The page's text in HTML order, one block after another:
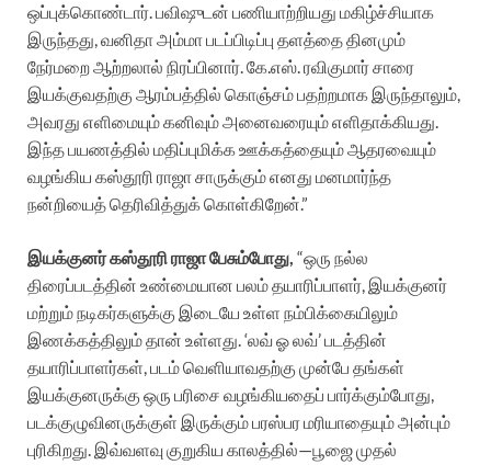
ஒப்புக்கொண்டார். பவிஷுடன் பணியாற்றியது மகிழ்ச்சியாக
இருந்தது, வனிதா அம்மா படப்பிடிப்பு தளத்தை தினமும்
நேர்மறை ஆற்றலால் நிரப்பினார். கே.எஸ். ரவிகுமார் சாரை
இயக்குவதற்கு ஆரம்பத்தில் கொஞ்சம் பதற்றமாக இருந்தாலும்,
அவரது எளிமையும் கனிவும் அனைவரையும் எளிதாக்கியது.
இந்த பயணத்தில் மதிப்புமிக்க ஊக்கத்தையும் ஆதரவையும்
வழங்கிய கஸ்தூரி ராஜா சாருக்கும் எனது மனமார்ந்த
நன்றியைத் தெரிவித்துக் கொள்கிறேன்.”
இயக்குனர் கஸ்தூரி ராஜா பேசும்போது, “ஒரு நல்ல
திரைப்படத்தின் உண்மையான பலம் தயாரிப்பாளர், இயக்குனர்
மற்றும் நடிகர்களுக்கு இடையே உள்ள நம்பிக்கையிலும்
இணக்கத்திலும் தான் உள்ளது. ‘லவ் ஓ லவ்’ படத்தின்
தயாரிப்பாளர்கள், படம் வெளியாவதற்கு முன்பே தங்கள்
இயக்குனருக்கு ஒரு பரிசை வழங்கியதைப் பார்க்கும்போது,
படக்குழுவினருக்குள் இருக்கும் பரஸ்பர மரியாதையும் அன்பும்
புரிகிறது. இவ்வளவு குறுகிய காலத்தில்—பூஜை முதல்